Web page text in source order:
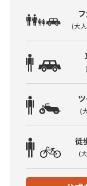
(大
(
徒
(